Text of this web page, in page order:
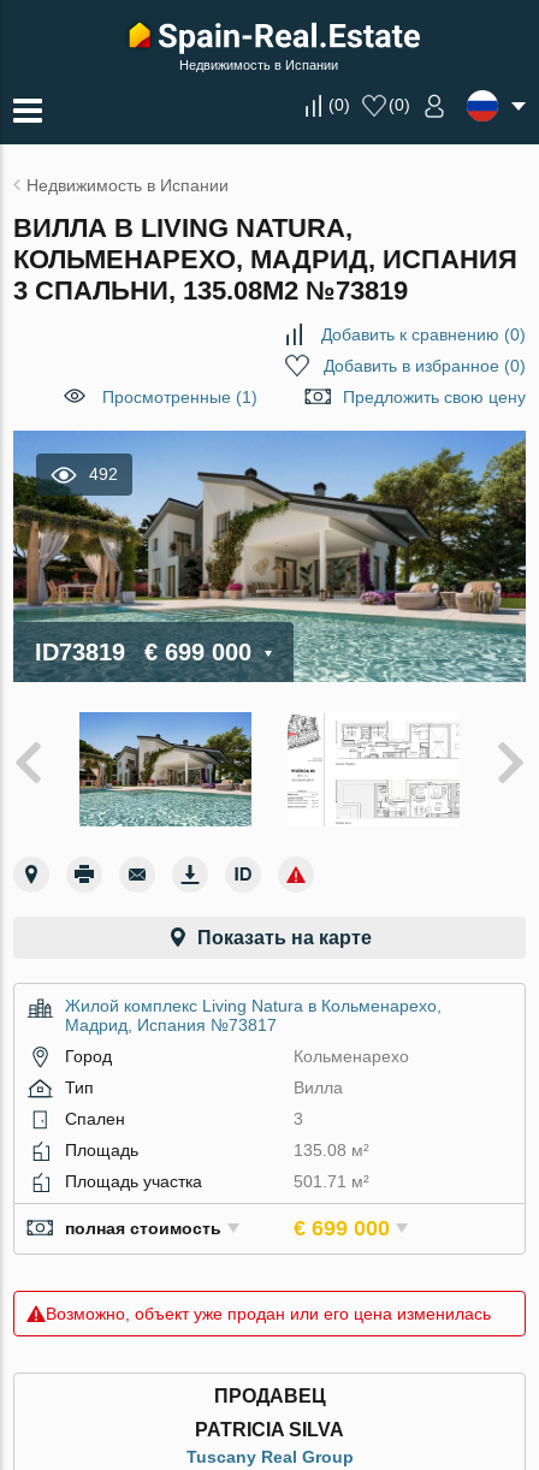
Недвижимость в Испании
(0) (0)
Недвижимость в Испании
ВИЛЛА В LIVING NATURA,
КОЛЬМЕНАРЕХО, МАДРИД, ИСПАНИЯ
3 СПАЛЬНИ, 135.08М2 №73819
Добавить к сравнению (0)
Добавить в избранное(0)
Просмотренные (1)
Предложить свою цену
492
ID73819 € 699 000
Показать на карте
Жилой комплекс Living Natura в Кольменарехо,
Мадрид, Испания №73817
Город
Кольменарехо
Тип
Вилла
Спален
3
Площадь
135.08 м²
Площадь участка
501.71 м²
полная стоимость € 699 000
Возможно, объект уже продан или его цена изменилась
ПРОДАВЕЦ
PATRICIA SILVA
Tuscany Real Group